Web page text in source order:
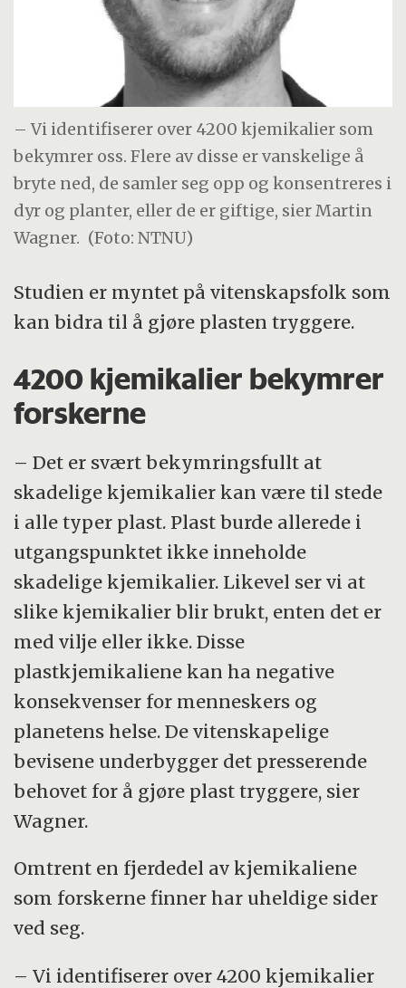
– Vi identifiserer over 4200 kjemikalier som
bekymrer oss. Flere av disse er vanskelige å
bryte ned, de samler seg opp og konsentreres i
dyr og planter, eller de er giftige, sier Martin
Wagner. (Foto: NTNU)
Studien er myntet på vitenskapsfolk som
kan bidra til å gjøre plasten tryggere.
4200 kjemikalier bekymrer
forskerne
– Det er svært bekymringsfullt at
skadelige kjemikalier kan være til stede
i alle typer plast. Plast burde allerede i
utgangspunktet ikke inneholde
skadelige kjemikalier. Likevel ser vi at
slike kjemikalier blir brukt, enten det er
med vilje eller ikke. Disse
plastkjemikaliene kan ha negative
konsekvenser for menneskers og
planetens helse. De vitenskapelige
bevisene underbygger det presserende
behovet for å gjøre plast tryggere, sier
Wagner.
Omtrent en fjerdedel av kjemikaliene
som forskerne finner har uheldige sider
ved seg.
– Vi identifiserer over 4200 kjemikalier